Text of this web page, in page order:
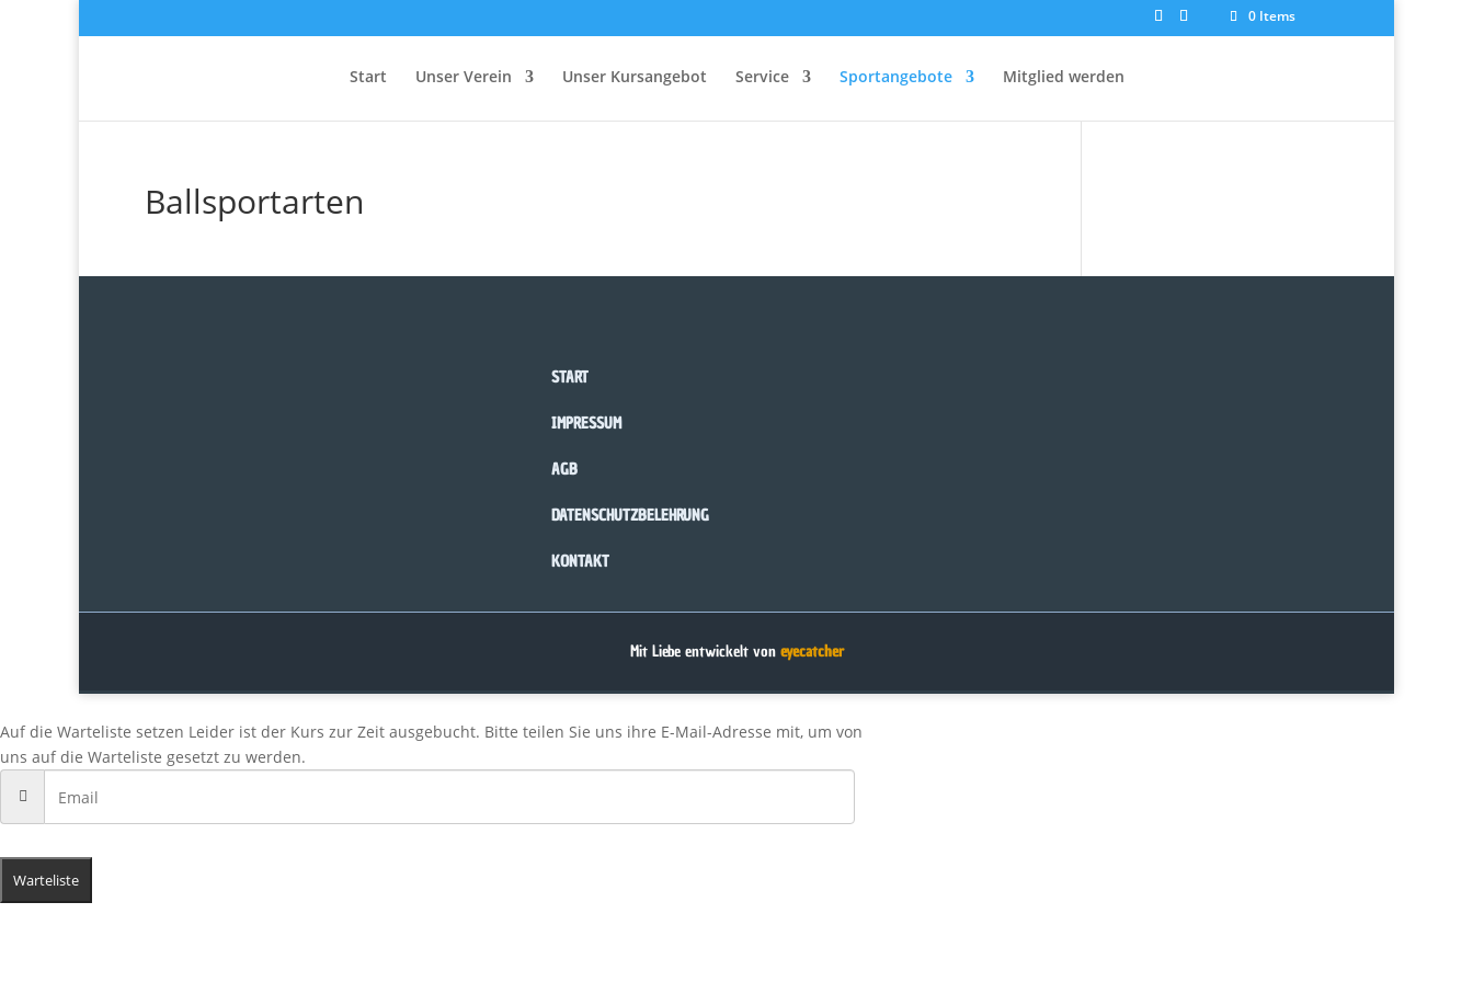
0 Items
Start Unser Verein Unser Kursangebot Service Sportangebote Mitglied werden
Ballsportarten
START
IMPRESSUM
AGB
DATENSCHUTZBELEHRUNG
KONTAKT
Mit Liebe entwickelt von eyecatcher
Auf die Warteliste setzen Leider ist der Kurs zur Zeit ausgebucht. Bitte teilen Sie uns ihre E-Mail-Adresse mit, um von
uns auf die Warteliste gesetzt zu werden.
Warteliste